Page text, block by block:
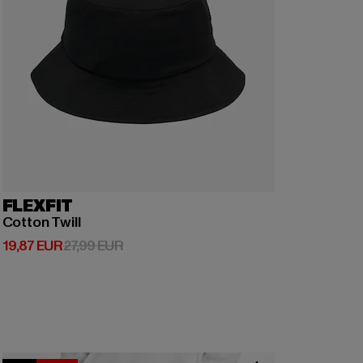
FLEXFIT
Cotton Twill
19,87 EUR
Derzeitiger Preis: 19,87 EUR
27,99 EURAktionspreis: 27,99 EUR